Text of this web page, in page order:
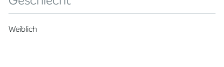
Weiblich